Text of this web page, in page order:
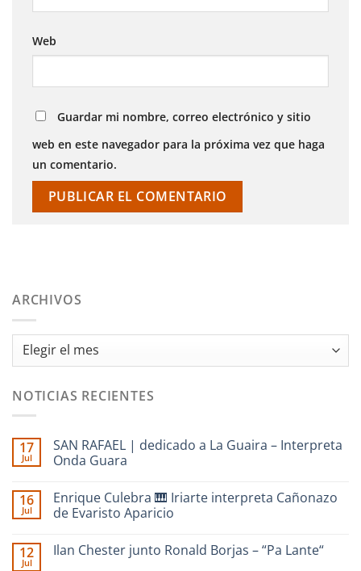
Web
Guardar mi nombre, correo electrónico y sitio
web en este navegador para la próxima vez que haga
un comentario.
ARCHIVOS
Archivos
NOTICIAS RECIENTES
17
Jul
SAN RAFAEL | dedicado a La Guaira – Interpreta
Onda Guara
comentarios
en
SAN
dedicado
16
Jul
Enrique Culebra 🎹 Iriarte interpreta Cañonazo
de Evaristo Aparicio
comentarios
12
Jul
Ilan Chester junto Ronald Borjas – “Pa Lante“